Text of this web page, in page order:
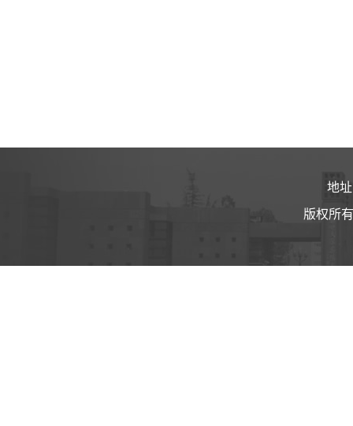
地
版权所